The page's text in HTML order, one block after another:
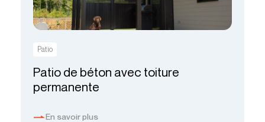
Patio
Patio de béton avec toiture
permanente
En savoir plus